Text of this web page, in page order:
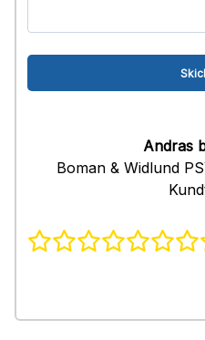
Andras
Boman & Widlund